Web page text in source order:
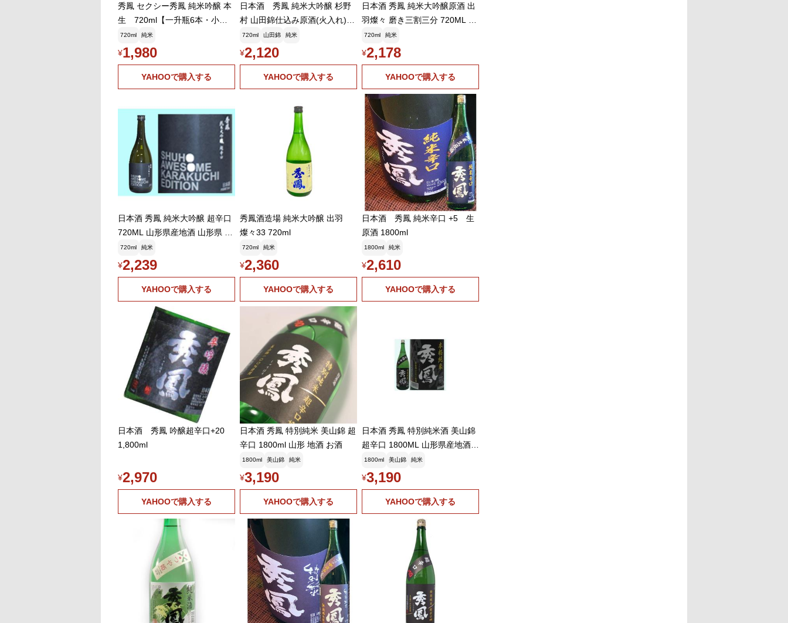
秀鳳 セクシー秀鳳 純米吟醸 本
生 720ml【一升瓶6本・小瓶1
2本(小瓶2本で一升瓶1本に換
算)を超えるご注文の場合は2個
口以上で送料が別途追加になり
ます!】
720ml 純米
¥1,980
YAHOOで購入する
日本酒 秀鳳 純米大吟醸 杉野
村 山田錦仕込み原酒(火入れ)
720ml
720ml 山田錦 純米
¥2,120
YAHOOで購入する
日本酒 秀鳳 純米大吟醸原酒 出
羽燦々 磨き三割三分 720ML 山
形県 お中元 御中元
720ml 純米
¥2,178
YAHOOで購入する
日本酒 秀鳳 純米大吟醸 超辛口
720ML 山形県産地酒 山形県 お
中元 御中元
720ml 純米
¥2,239
YAHOOで購入する
秀鳳酒造場 純米大吟醸 出羽
燦々33 720ml
720ml 純米
¥2,360
YAHOOで購入する
日本酒 秀鳳 純米辛口 +5 生
原酒 1800ml
1800ml 純米
¥2,610
YAHOOで購入する
日本酒 秀鳳 吟醸超辛口+20
1,800ml
¥2,970
YAHOOで購入する
日本酒 秀鳳 特別純米 美山錦 超
辛口 1800ml 山形 地酒 お酒
1800ml 美山錦 純米
¥3,190
YAHOOで購入する
日本酒 秀鳳 特別純米酒 美山錦
超辛口 1800ML 山形県産地酒
山形県 お中元 御中元
1800ml 美山錦 純米
¥3,190
YAHOOで購入する